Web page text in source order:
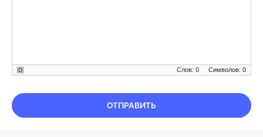
Символов: 0
Слов: 0
ОТПРАВИТЬ